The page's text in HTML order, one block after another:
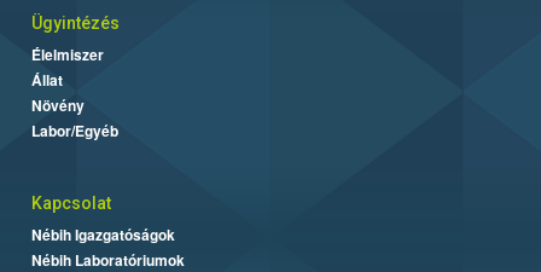
Ügyintézés
Élelmiszer
Állat
Növény
Labor/Egyéb
Kapcsolat
Nébih Igazgatóságok
Nébih Laboratóriumok